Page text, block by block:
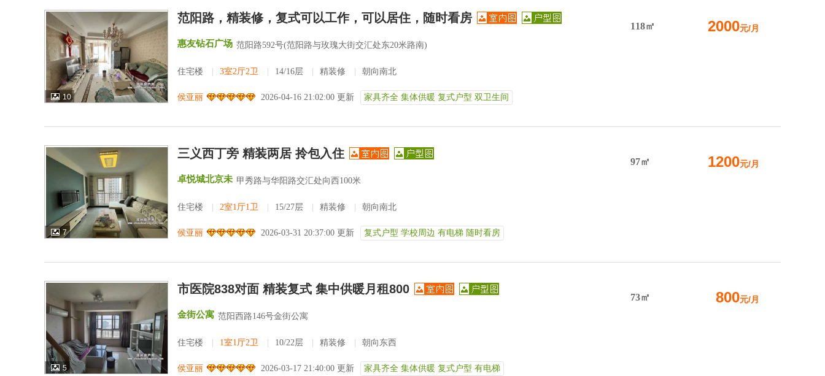
10
范阳路，精装修，复式可以工作，可以居住，随时看房
惠友钻石广场 范阳路592号(范阳路与玫瑰大街交汇处东20米路南)
住宅楼 3室2厅2卫 14/16层 精装修 朝向南北
侯亚丽 2026-04-16 21:02:00 更新 家具齐全 集体供暖 复式户型 双卫生间
118㎡ 2000元/月
7
三义西丁旁 精装两居 拎包入住
卓悦城北京未 甲秀路与华阳路交汇处向西100米
住宅楼 2室1厅1卫 15/27层 精装修 朝向南北
侯亚丽 2026-03-31 20:37:00 更新 复式户型 学校周边 有电梯 随时看房
97㎡ 1200元/月
5
市医院838对面 精装复式 集中供暖月租800
金街公寓 范阳西路146号金街公寓
住宅楼 1室1厅2卫 10/22层 精装修 朝向东西
侯亚丽 2026-03-17 21:40:00 更新 家具齐全 集体供暖 复式户型 有电梯
73㎡ 800元/月